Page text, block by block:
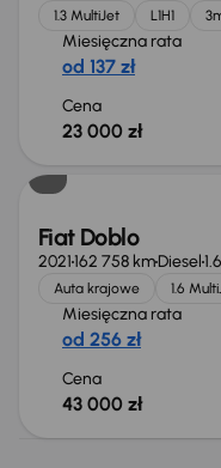
1.3 MultiJet L1H1
Miesięczna rata
od 137 zł
Cena
23 000 zł
Fiat Doblo
2021162 758 kmDiesel
Auta krajowe 1.6
Miesięczna rata
od 256 zł
Cena
43 000 zł